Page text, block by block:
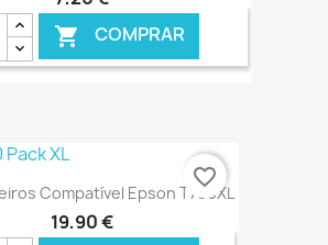
 COMPRAR
€ ONLINE
Compatível Epson T790XL
19,90 €
favorite_border